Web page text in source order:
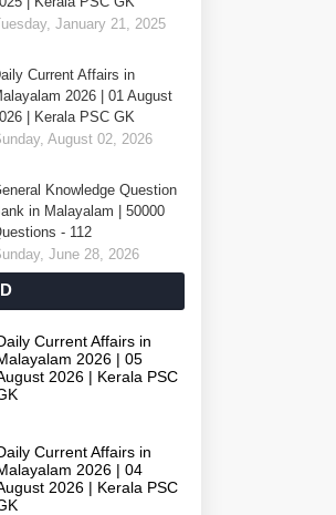
January 21, 2025
Current Affairs in
2026 | 01 August
| Kerala PSC GK
August 02, 2026
Knowledge Question
in Malayalam | 50000
- 112
June 28, 2026
Current Affairs in
2026 | 05
2026 | Kerala PSC
Current Affairs in
2026 | 04
2026 | Kerala PSC